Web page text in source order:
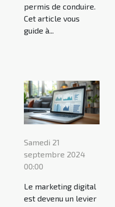
permis de conduire.
Cet article vous
guide à...
Samedi 21
septembre 2024
00:00
Le marketing digital
est devenu un levier